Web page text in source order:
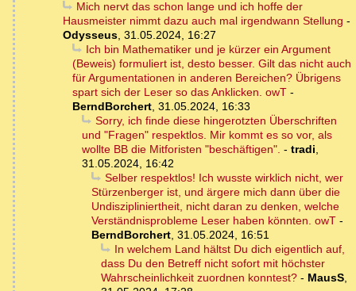
Mich nervt das schon lange und ich hoffe der
Hausmeister nimmt dazu auch mal irgendwann Stellung -
Odysseus, 31.05.2024, 16:27
Ich bin Mathematiker und je kürzer ein Argument
(Beweis) formuliert ist, desto besser. Gilt das nicht auch
für Argumentationen in anderen Bereichen? Übrigens
spart sich der Leser so das Anklicken. owT -
BerndBorchert, 31.05.2024, 16:33
Sorry, ich finde diese hingerotzten Überschriften
und "Fragen" respektlos. Mir kommt es so vor, als
wollte BB die Mitforisten "beschäftigen". - tradi,
31.05.2024, 16:42
Selber respektlos! Ich wusste wirklich nicht, wer
Stürzenberger ist, und ärgere mich dann über die
Undiszipliniertheit, nicht daran zu denken, welche
Verständnisprobleme Leser haben könnten. owT -
BerndBorchert, 31.05.2024, 16:51
In welchem Land hältst Du dich eigentlich auf,
dass Du den Betreff nicht sofort mit höchster
Wahrscheinlichkeit zuordnen konntest? - MausS,